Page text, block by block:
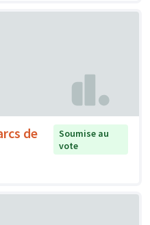
de
Soumise au
vote